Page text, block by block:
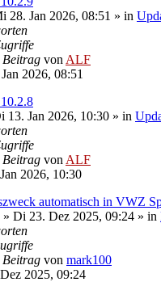
28. Jan 2026, 08:51 » in
Beitrag von ALF
2026, 08:51
13. Jan 2026, 10:30 » in
Beitrag von ALF
2026, 10:30
automatisch in VWZ
» Di 23. Dez 2025, 09:24 » in
Beitrag von mark100
2025, 09:24